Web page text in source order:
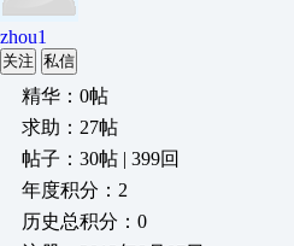
zhou1
关注 私信
精华：0帖
求助：27帖
帖子：30帖 | 399回
年度积分：2
历史总积分：0